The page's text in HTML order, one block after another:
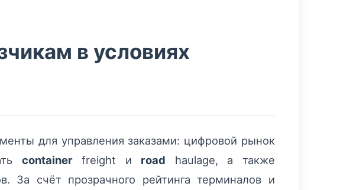
в условиях
для управления заказами: цифровой рынок
containerfreight и road haulage, а также
За счёт прозрачного рейтинга терминалов и